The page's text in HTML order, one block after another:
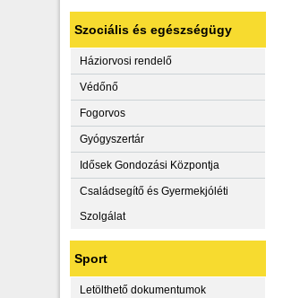
Szociális és egészségügy
Háziorvosi rendelő
Védőnő
Fogorvos
Gyógyszertár
Idősek Gondozási Központja
Családsegítő és Gyermekjóléti
Szolgálat
Sport
Letölthető dokumentumok